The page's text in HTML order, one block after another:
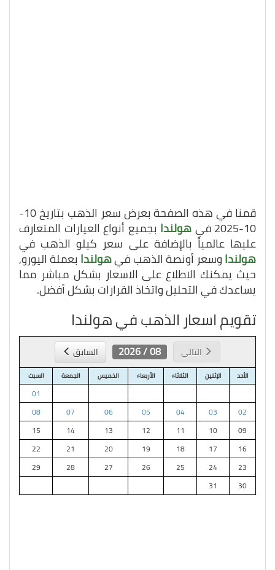
قمنا في هذه الصفحة بعرض سعر الذهب بتاريخ 10-
10-2025 في هولندا بجميع أنواع العيارات المتعارف
عليها عالمياً بالإضافة على سعر كيلو الذهب في
هولنداوسعر أونصة الذهب فيهولندا بعملة اليورو,
حيث يمكنك الاطلاع على الاسعار بشكل مباشر مما
يساعدك في التحليل واتخاذ القرارات بشكل أفضل.
تقويم اسعار الذهب في هولندا
التالي 08 / 2026 السابق
الأحد الإثنين الثلاثاء الأربعاء الخميس الجمعة السبت
01
02
03
04
05
06
07
08
09
10
11
12
13
14
15
16
17
18
19
20
21
22
23
24
25
26
27
28
29
30
31